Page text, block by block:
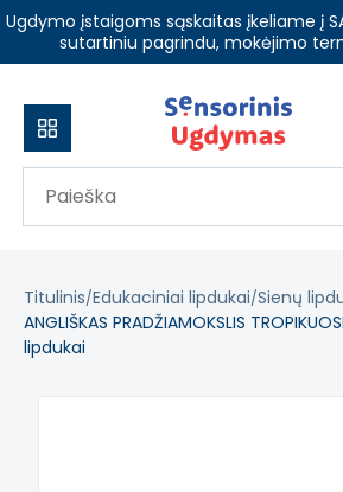
Ugdymo įstaigoms sąskaitas įkeliame į
sutartiniu pagrindu, mokėjimo
Titulinis Edukaciniai lipdukai Sienų
ANGLIŠKAS PRADŽIAMOKSLIS
lipdukai